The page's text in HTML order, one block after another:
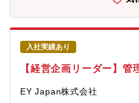
く人事業務の経験を積むことも
等）。
今後も障がいのある方が長期的
るため、新たな仲間を募集して
ービス業務を行う障がい者チー
ー配下に業務依頼元別にユニット
別のチームが複数あります。こ
Support Team（5～10名程度）
援事業所や、特別支援学校を卒
がい特性のアセスメントを行い
きます。具体的には…・就労移
入社実績あり
【経営企画リーダー】
EY Japan株式会社